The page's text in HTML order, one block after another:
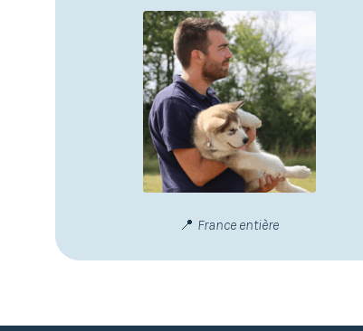
📍 France entière